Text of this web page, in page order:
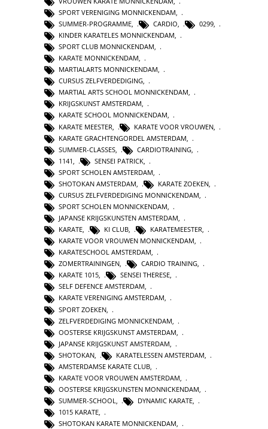
SPORT VERENIGING MONNICKENDAM
SUMMER-PROGRAMME
CARDIO 0299
KINDER KARATELES MONNICKENDAM,
SPORT CLUB MONNICKENDAM,
KARATE MONNICKENDAM,
MARTIALARTS MONNICKENDAM,
CURSUS ZELFVERDEDIGING,
MARTIAL ARTS SCHOOL MONNICKENDAM,
KRIJGSKUNST AMSTERDAM,
KARATE SCHOOL MONNICKENDAM,
KARATE MEESTER
KARATE VOOR VROUWEN
KARATE GRACHTENGORDEL AMSTERDAM
SUMMER-CLASSES
CARDIOTRAINING
1141
SENSEI PATRICK
SPORT SCHOLEN AMSTERDAM
SHOTOKAN AMSTERDAM
KARATE ZOEKEN
CURSUS ZELFVERDEDIGING MONNICKENDAM
SPORT SCHOLEN MONNICKENDAM
JAPANSE KRIJGSKUNSTEN AMSTERDAM,
KARATE, KI CLUB, KARATEMEESTER,
KARATE VOOR VROUWEN MONNICKENDAM,
KARATESCHOOL AMSTERDAM,
ZOMERTRAININGEN, CARDIO TRAINING,
KARATE 1015, SENSEI THERESE,
SELF DEFENCE AMSTERDAM,
KARATE VERENIGING AMSTERDAM,
SPORT ZOEKEN
ZELFVERDEDIGING MONNICKENDAM
OOSTERSE KRIJGSKUNST AMSTERDAM
JAPANSE KRIJGSKUNST AMSTERDAM
SHOTOKAN
KARATELESSEN AMSTERDAM
AMSTERDAMSE KARATE CLUB
KARATE VOOR VROUWEN AMSTERDAM
OOSTERSE KRIJGSKUNSTEN MONNICKENDAM
SUMMER-SCHOOL, DYNAMIC KARATE,
1015 KARATE,
SHOTOKAN KARATE MONNICKENDAM,